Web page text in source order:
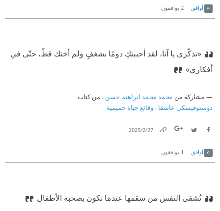
أوافق 2 يوافقون
«تذكّري يا آنا، لقد أحببتكِ دومًا بشغفٍ ولم أخنك قطّ، حتّى في
أفكاري»
مشاركة من محمد محمد ابراهيم حسن ، من كتاب
دوستوفيسكي عاشقا - وقائع حياة حميمية
27‏/2‏/2025
أوافق 1 يوافقون
تُشفى النفس من سقمها عندمَا تكون بصحبة الأطفال